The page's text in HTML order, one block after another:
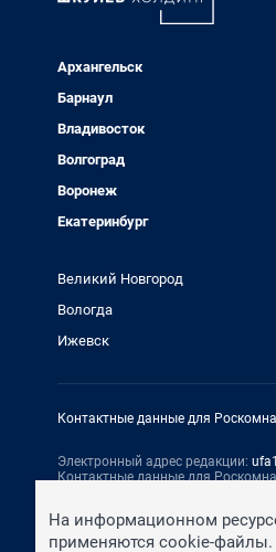
Архангельск
Барнаул
Владивосток
Волгоград
Воронеж
Екатеринбург
Великий Новгород
Вологда
Ижевск
Контактные данные для
Электронный адрес редакции:
Контактные данные для
По вопросам коммерческого
На информационном
применяются cookie-файлы.